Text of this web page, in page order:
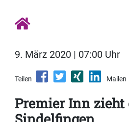
9. März 2020 | 07:00 Uhr
Teilen Mailen
Premier Inn zieht